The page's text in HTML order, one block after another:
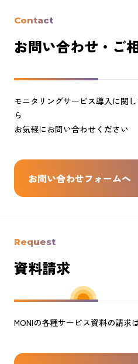
Contact
お問い合わせ・ご
モニタリングサービス導入に関
ら
お気軽にお問い合わせください
お問い合わせフォームへ
Request
資料請求
MONIの各種サービス資料の請求